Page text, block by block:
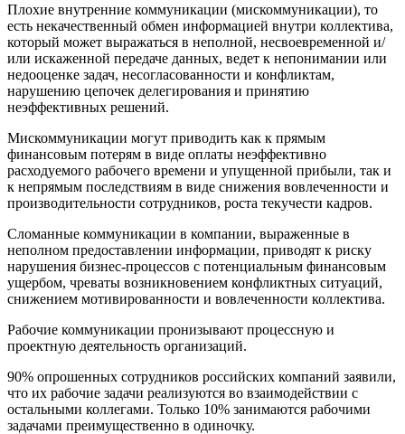
Плохие внутренние коммуникации (мискоммуникации), то
есть некачественный обмен информацией внутри коллектива,
который может выражаться в неполной, несвоевременной и/
или искаженной передаче данных, ведет к непонимании или
недооценке задач, несогласованности и конфликтам,
нарушению цепочек делегирования и принятию
неэффективных решений.
Мискоммуникации могут приводить как к прямым
финансовым потерям в виде оплаты неэффективно
расходуемого рабочего времени и упущенной прибыли, так и
к непрямым последствиям в виде снижения вовлеченности и
производительности сотрудников, роста текучести кадров.
Сломанные коммуникации в компании, выраженные в
неполном предоставлении информации, приводят к риску
нарушения бизнес-процессов с потенциальным финансовым
ущербом, чреваты возникновением конфликтных ситуаций,
снижением мотивированности и вовлеченности коллектива.
Рабочие коммуникации пронизывают процессную и
проектную деятельность организаций.
90% опрошенных сотрудников российских компаний заявили,
что их рабочие задачи реализуются во взаимодействии с
остальными коллегами. Только 10% занимаются рабочими
задачами преимущественно в одиночку.